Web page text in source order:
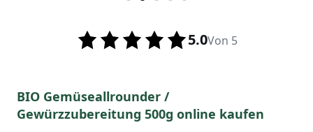
5.0Von 5
BIO Gemüseallrounder /
Gewürzzubereitung 500g online kaufen